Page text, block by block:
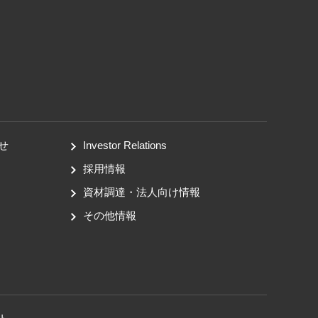
Investor Relations
採用情報
資材調達・法人向け情報
その他情報